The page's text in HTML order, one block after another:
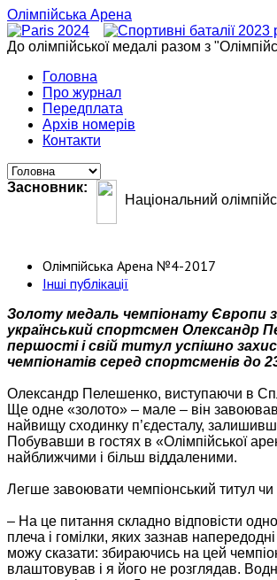
Олімпійська Арена
До олімпійської медалі разом з
Головна
Про журнал
Передплата
Архів номерів
Контакти
Засновник:
Національний
Олімпійська Арена №4-2017
Інші публікації
Золоту медаль чемпіонату Європи
український спортсмен Олександр
першості і свій титул успішно
чемпіонатів серед спортсменів до
Олександр Пелешенко, виступаючи в
Ще одне «золото» – мале – він
найвищу сходинку п’єдесталу,
Побувавши в гостях в «Олімпійської
найближчими і більш віддаленими.
Легше завоювати чемпіонський титул чи
– На це питання складно відповісти
плеча і гомілки, яких зазнав
можу сказати: збираючись на цей
влаштовував і я його не розглядав.